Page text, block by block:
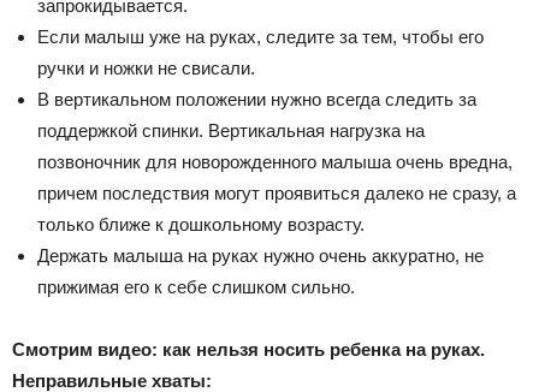
запрокидывается.
Если малыш уже на руках, следите за тем, чтобы его
ручки и ножки не свисали.
В вертикальном положении нужно всегда следить за
поддержкой спинки. Вертикальная нагрузка на
позвоночник для новорожденного малыша очень вредна,
причем последствия могут проявиться далеко не сразу, а
только ближе к дошкольному возрасту.
Держать малыша на руках нужно очень аккуратно, не
прижимая его к себе слишком сильно.
Смотрим видео: как нельзя носить ребенка на руках.
Неправильные хваты: